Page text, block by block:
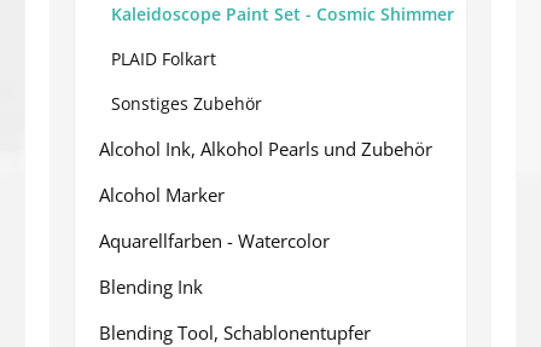
Kaleidoscope Paint Set - Cosmic Shimmer
PLAID Folkart
Sonstiges Zubehör
Alcohol Ink, Alkohol Pearls und Zubehör
Alcohol Marker
Aquarellfarben - Watercolor
Blending Ink
Blending Tool, Schablonentupfer